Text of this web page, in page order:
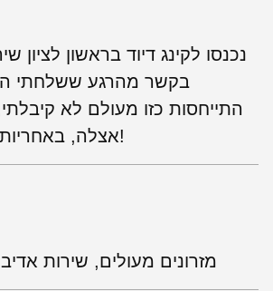
נכנסו לקינג דיוד בראשון לציון
בקשר מהרגע ששלחתי
התייחסות כזו מעולם לא
אצלה, באחריות! שירות מצויין!
מזרונים מעולים, שירות